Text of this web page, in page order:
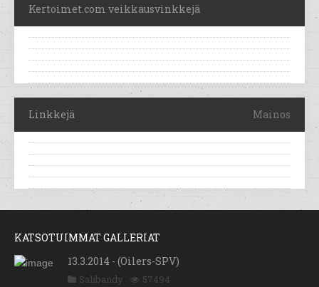
Kertoimet.com veikkausvinkkejä
Linkkejä Mainos
KATSOTUIMMAT GALLERIAT
13.3.2014 - (Oilers-SPV)
Salibandy 57494